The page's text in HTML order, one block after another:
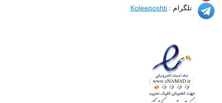
تلگرام : Koleeposhti